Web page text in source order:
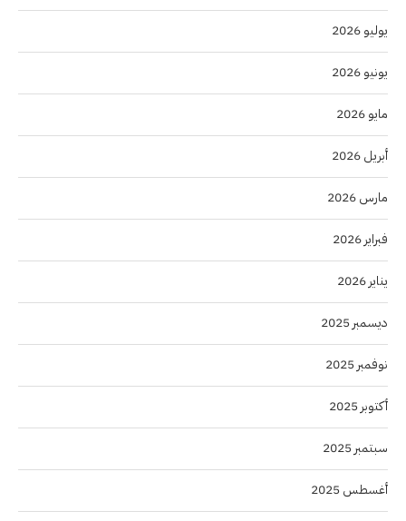
يوليو 2026
يونيو 2026
مايو 2026
أبريل 2026
مارس 2026
فبراير 2026
يناير 2026
ديسمبر 2025
نوفمبر 2025
أكتوبر 2025
سبتمبر 2025
أغسطس 2025